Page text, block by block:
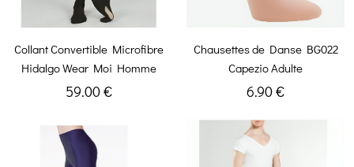
Collant Convertible Microfibre
Hidalgo Wear Moi Homme
59.00 €
Chausettes de Danse BG022
Capezio Adulte
6.90 €